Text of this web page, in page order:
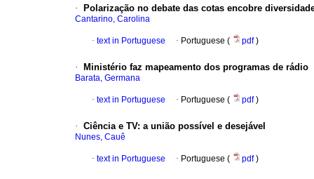
· Polarização no debate das cotas encobre
Cantarino, Carolina
· text in Portuguese · Portuguese ( pdf)
· Ministério faz mapeamento dos programas de rádio
Barata, Germana
· text in Portuguese · Portuguese ( pdf)
· Ciência e TV: a união possível e desejável
Nunes, Cauê
· text in Portuguese · Portuguese ( pdf)